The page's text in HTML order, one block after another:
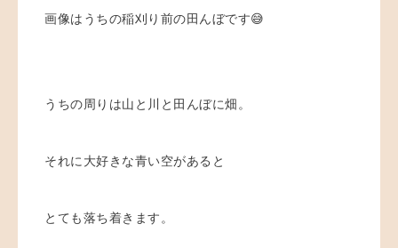
画像はうちの稲刈り前の田んぼです😅
うちの周りは山と川と田んぼに畑。
それに大好きな青い空があると
とても落ち着きます。